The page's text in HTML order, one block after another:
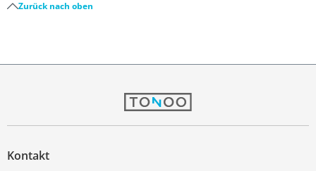
Zurück nach oben
Kontakt